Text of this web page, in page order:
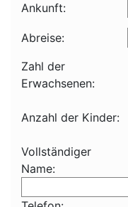
Ankunft:
Abreise:
Zahl der
Erwachsenen:
Anzahl der Kinder:
Vollständiger
Name: